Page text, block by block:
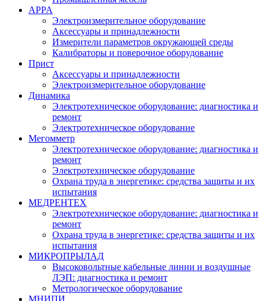
APPA
Электроизмерительное оборудование
Аксессуары и принадлежности
Измерители параметров окружающей среды
Калибраторы и поверочное оборудование
Прист
Аксессуары и принадлежности
Электроизмерительное оборудование
Динамика
Электротехническое оборудование: диагностика и
ремонт
Электротехническое оборудование
Мегомметр
Электротехническое оборудование: диагностика и
ремонт
Электротехническое оборудование
Охрана труда в энергетике: средства защиты и их
испытания
МЕДРЕНТЕХ
Электротехническое оборудование: диагностика и
ремонт
Охрана труда в энергетике: средства защиты и их
испытания
МИКРОПРЫЛАД
Высоковольтные кабельные линии и воздушные
ЛЭП: диагностика и ремонт
Метрологическое оборудование
МНИПИ